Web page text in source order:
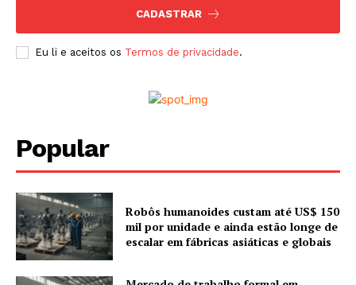
CADASTRAR
Eu li e aceitos os Termos de privacidade.
Popular
Robôs humanoides custam até US$ 150
mil por unidade e ainda estão longe de
escalar em fábricas asiáticas e globais